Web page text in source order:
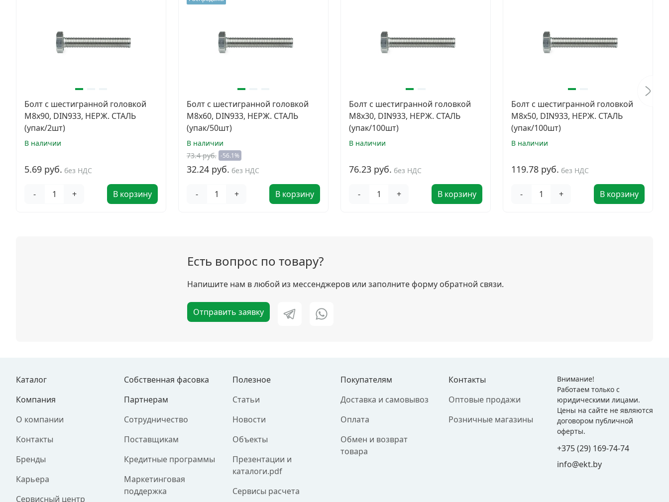
Болт с шестигранной головкой
M8х90, DIN933, НЕРЖ. СТАЛЬ
(упак/2шт)
В наличии
5.69 руб. без НДС
- + В корзину
Болт с шестигранной головкой
M8х60, DIN933, НЕРЖ. СТАЛЬ
(упак/50шт)
В наличии
73.4 руб. -56.1%
32.24 руб. без НДС
- + В корзину
Болт с шестигранной головкой
M8х30, DIN933, НЕРЖ. СТАЛЬ
(упак/100шт)
В наличии
76.23 руб. без НДС
- + В корзину
Болт с шестигранной головкой
M8х50, DIN933, НЕРЖ. СТАЛЬ
(упак/100шт)
В наличии
119.78 руб. без НДС
- + В корзину
Есть вопрос по товару?
Напишите нам в любой из мессенджеров или заполните форму обратной связи.
Отправить заявку
Каталог
Компания
О компании
Контакты
Бренды
Карьера
Сервисный центр
Собственная фасовка
Партнерам
Сотрудничество
Поставщикам
Кредитные программы
Маркетинговая
поддержка
Полезное
Статьи
Новости
Объекты
Презентации и
каталоги.pdf
Сервисы расчета
Покупателям
Доставка и самовывоз
Оплата
Обмен и возврат
товара
Контакты
Оптовые продажи
Розничные магазины
Внимание!
Работаем только с
юридическими лицами.
Цены на сайте не являются
договором публичной
оферты.
+375 (29) 169-74-74
info@ekt.by